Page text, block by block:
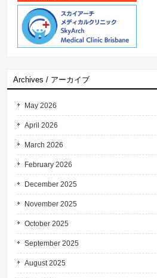
Archives / アーカイブ
May 2026
April 2026
March 2026
February 2026
December 2025
November 2025
October 2025
September 2025
August 2025